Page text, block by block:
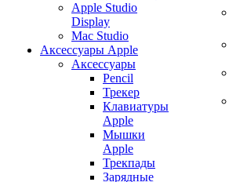
Apple Studio
Display
Mac Studio
Аксессуары Apple
Аксессуары
Pencil
Трекер
Клавиатуры
Apple
Мышки
Apple
Трекпады
Зарядные